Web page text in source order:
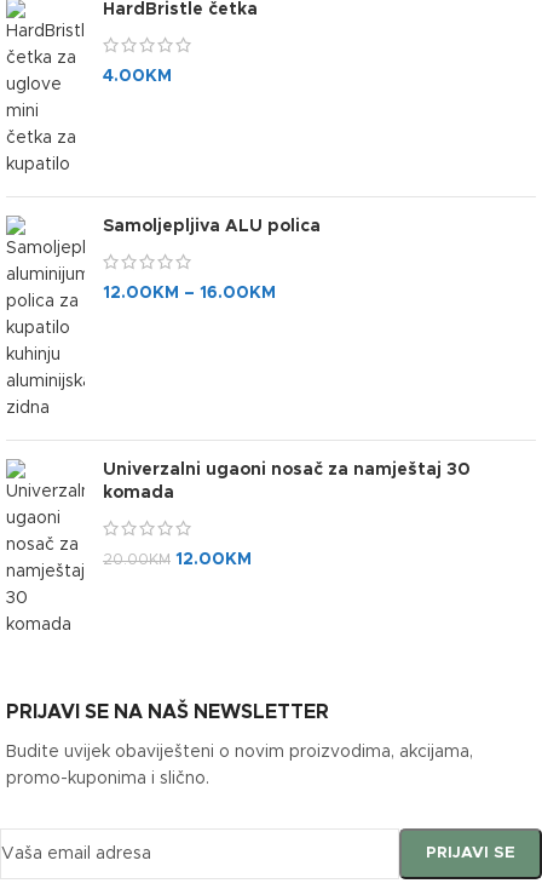
HardBristle četka
4.00 KM
Samoljepljiva ALU polica
12.00 KM – 16.00 KM
Univerzalni ugaoni nosač za namještaj 30
komada
20.00KM 12.00 KM
PRIJAVI SE NA NAŠ NEWSLETTER
Budite uvijek obaviješteni o novim proizvodima, akcijama,
promo-kuponima i slično.